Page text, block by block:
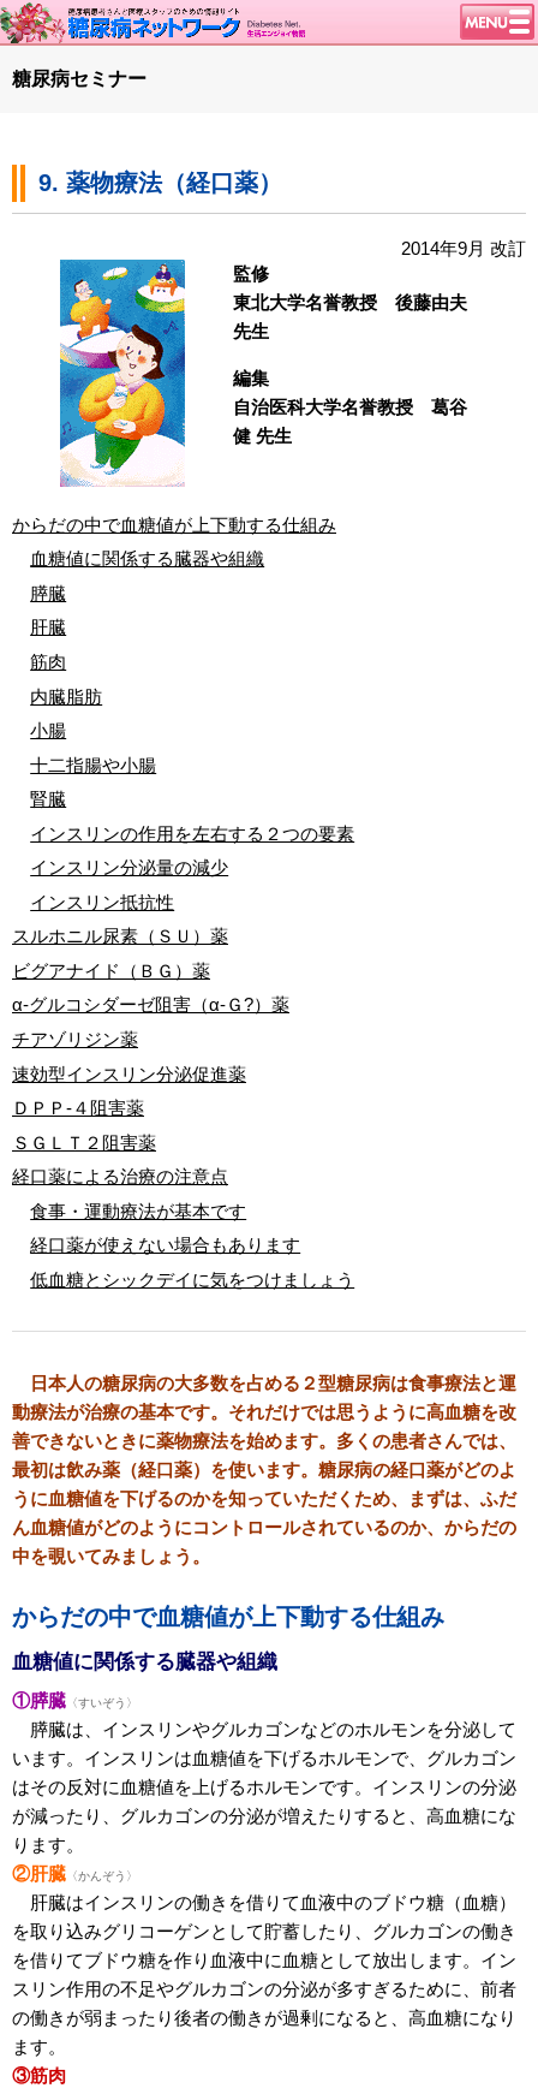
トップページ
談話室BBS
特集・連載
腎臓の健康道
インスリンポンプ
血糖トレンド
グリコアルブミン
特集・連載 一覧へ
糖尿病セミナー
9. 薬物療法（経口薬）
2014年9月 改訂
監修
東北大学名誉教授 後藤由夫
先生
編集
自治医科大学名誉教授 葛谷
健 先生
からだの中で血糖値が上下動する仕組み
血糖値に関係する臓器や組織
膵臓
肝臓
筋肉
内臓脂肪
小腸
十二指腸や小腸
腎臓
インスリンの作用を左右する２つの要素
インスリン分泌量の減少
インスリン抵抗性
スルホニル尿素（ＳＵ）薬
ビグアナイド（ＢＧ）薬
α-グルコシダーゼ阻害（α-Ｇ?）薬
チアゾリジン薬
速効型インスリン分泌促進薬
ＤＰＰ-４阻害薬
ＳＧＬＴ２阻害薬
経口薬による治療の注意点
食事・運動療法が基本です
経口薬が使えない場合もあります
低血糖とシックデイに気をつけましょう
日本人の糖尿病の大多数を占める２型糖尿病は食事療法と運
動療法が治療の基本です。それだけでは思うように高血糖を改
善できないときに薬物療法を始めます。多くの患者さんでは、
最初は飲み薬（経口薬）を使います。糖尿病の経口薬がどのよ
うに血糖値を下げるのかを知っていただくため、まずは、ふだ
ん血糖値がどのようにコントロールされているのか、からだの
中を覗いてみましょう。
からだの中で血糖値が上下動する仕組み
血糖値に関係する臓器や組織
①膵臓 〈すいぞう〉
膵臓は、インスリンやグルカゴンなどのホルモンを分泌して
います。インスリンは血糖値を下げるホルモンで、グルカゴン
はその反対に血糖値を上げるホルモンです。インスリンの分泌
が減ったり、グルカゴンの分泌が増えたりすると、高血糖にな
ります。
②肝臓 〈かんぞう〉
肝臓はインスリンの働きを借りて血液中のブドウ糖（血糖）
を取り込みグリコーゲンとして貯蓄したり、グルカゴンの働き
を借りてブドウ糖を作り血液中に血糖として放出します。イン
スリン作用の不足やグルカゴンの分泌が多すぎるために、前者
の働きが弱まったり後者の働きが過剰になると、高血糖になり
ます。
③筋肉